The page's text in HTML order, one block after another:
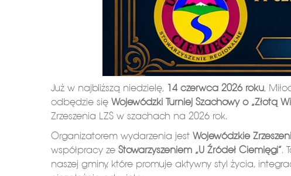
Już w najbliższą niedzielę, 14 czerwca 2026 roku,
odbędzie się Wojewódzki Turniej Szachowy o „Złotą
Zrzeszenia LZS w szachach na 2026 rok.
Organizatorem wydarzenia jest Wojewódzkie
współpracy ze Stowarzyszeniem „U Źródeł Ciemięgi”.
naszej gminy, które promuje aktywny styl życia,